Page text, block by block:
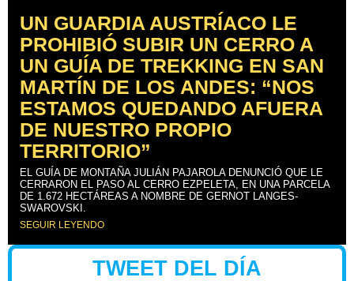
UN GUARDIA AUSTRÍACO LE
PROHIBIÓ SUBIR UN CERRO A
UN GUÍA DE TREKKING EN SAN
MARTÍN DE LOS ANDES: “NOS
ESTAMOS QUEDANDO AFUERA
DE NUESTRO PROPIO
TERRITORIO”
EL GUÍA DE MONTAÑA JULIÁN PAJAROLA DENUNCIÓ QUE LE
CERRARON EL PASO AL CERRO EZPELETA, EN UNA PARCELA
DE 1.672 HECTÁREAS A NOMBRE DE GERNOT LANGES-
SWAROVSKI.
SEGUIR LEYENDO
TWEET DEL DÍA